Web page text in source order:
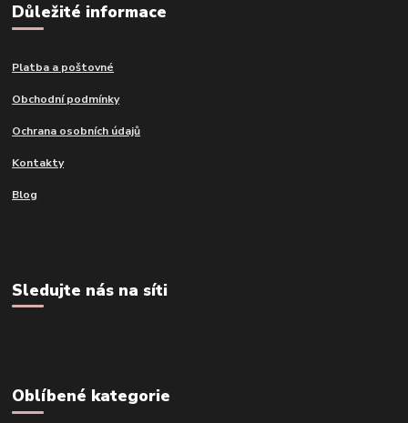
Důležité informace
Platba a poštovné
Obchodní podmínky
Ochrana osobních údajů
Kontakty
Blog
Sledujte nás na síti
Oblíbené kategorie